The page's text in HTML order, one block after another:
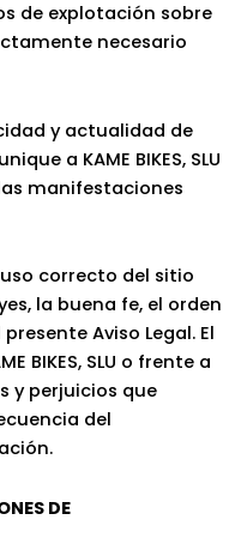
de explotación sobre
necesario
y actualidad de
a KAME BIKES, SLU
manifestaciones
correcto del sitio
la buena fe, el orden
Aviso Legal. El
BIKES, SLU o frente a
y perjuicios que
del
DE